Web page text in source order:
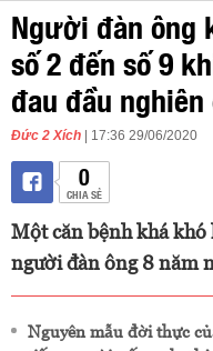
Người đàn ông
số 2 đến số 9
đau đầu
Đức 2 Xích | 17:36 29/06/2020
0
CHIA SẺ
Một căn bệnh khá khó
người đàn ông 8 năm
Nguyên mẫu đời thực